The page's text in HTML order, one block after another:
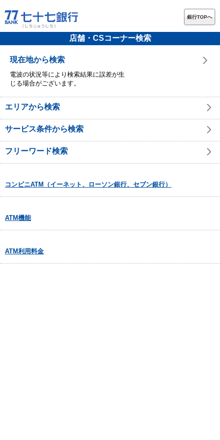
銀行TOPへ
店舗・CSコーナー検索
現在地から検索
電波の状況等により検索結果に誤差が生
じる場合がございます。
エリアから検索
サービス条件から検索
フリーワード検索
コンビニATM（イーネット、ローソン銀行、セブン銀行）
ATM機能
ATM利用料金